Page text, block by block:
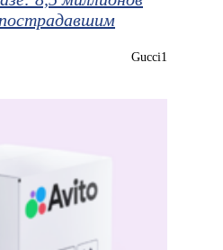
Gucci1